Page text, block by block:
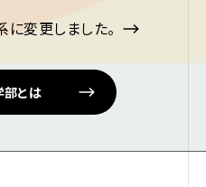
変更しました。
とは